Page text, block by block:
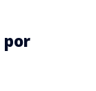
por